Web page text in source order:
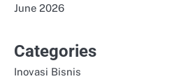
June 2026
Categories
Inovasi Bisnis